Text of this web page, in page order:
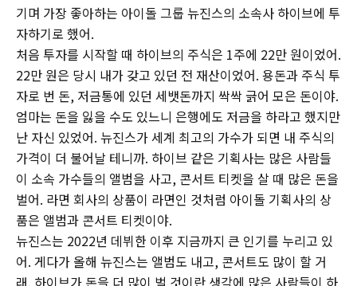
기며 가장 좋아하는 아이돌 그룹 뉴진스의 소속사 하이브에 투
자하기로 했어.
처음 투자를 시작할 때 하이브의 주식은 1주에 22만 원이었어.
22만 원은 당시 내가 갖고 있던 전 재산이었어. 용돈과 주식 투
자로 번 돈, 저금통에 있던 세뱃돈까지 싹싹 긁어 모은 돈이야.
엄마는 돈을 잃을 수도 있느니 은행에도 저금을 하라고 했지만
난 자신 있었어. 뉴진스가 세계 최고의 가수가 되면 내 주식의
가격이 더 불어날 테니까. 하이브 같은 기획사는 많은 사람들
이 소속 가수들의 앨범을 사고, 콘서트 티켓을 살 때 많은 돈을
벌어. 라면 회사의 상품이 라면인 것처럼 아이돌 기획사의 상
품은 앨범과 콘서트 티켓이야.
뉴진스는 2022년 데뷔한 이후 지금까지 큰 인기를 누리고 있
어. 게다가 올해 뉴진스는 앨범도 내고, 콘서트도 많이 할 거